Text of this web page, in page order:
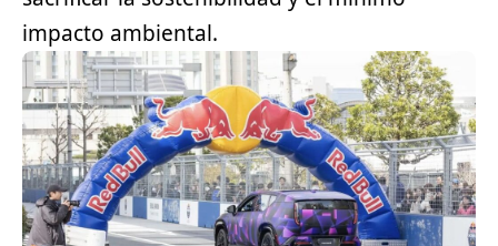
impacto ambiental.